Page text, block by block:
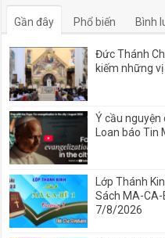
Gần đây Phổ biến Bình
Đức Thánh
kiếm những
Ý cầu
Loan báo
Lớp Thánh
Sách MA-CA-
7/8/2026